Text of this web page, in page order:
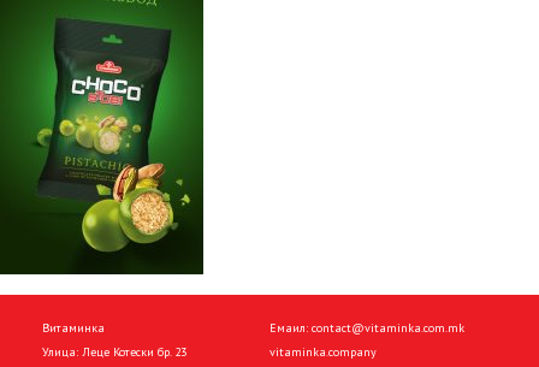
Витаминка
Улица: Леце Котески бр. 23
Емаил: contact@vitaminka.com.mk
vitaminka.company